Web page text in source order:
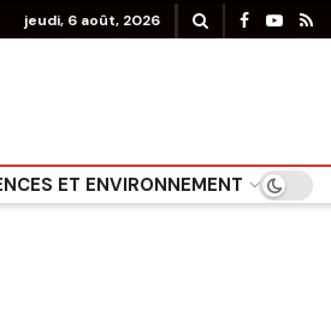
jeudi, 6 août, 2026
ET ENVIRONNEMENT